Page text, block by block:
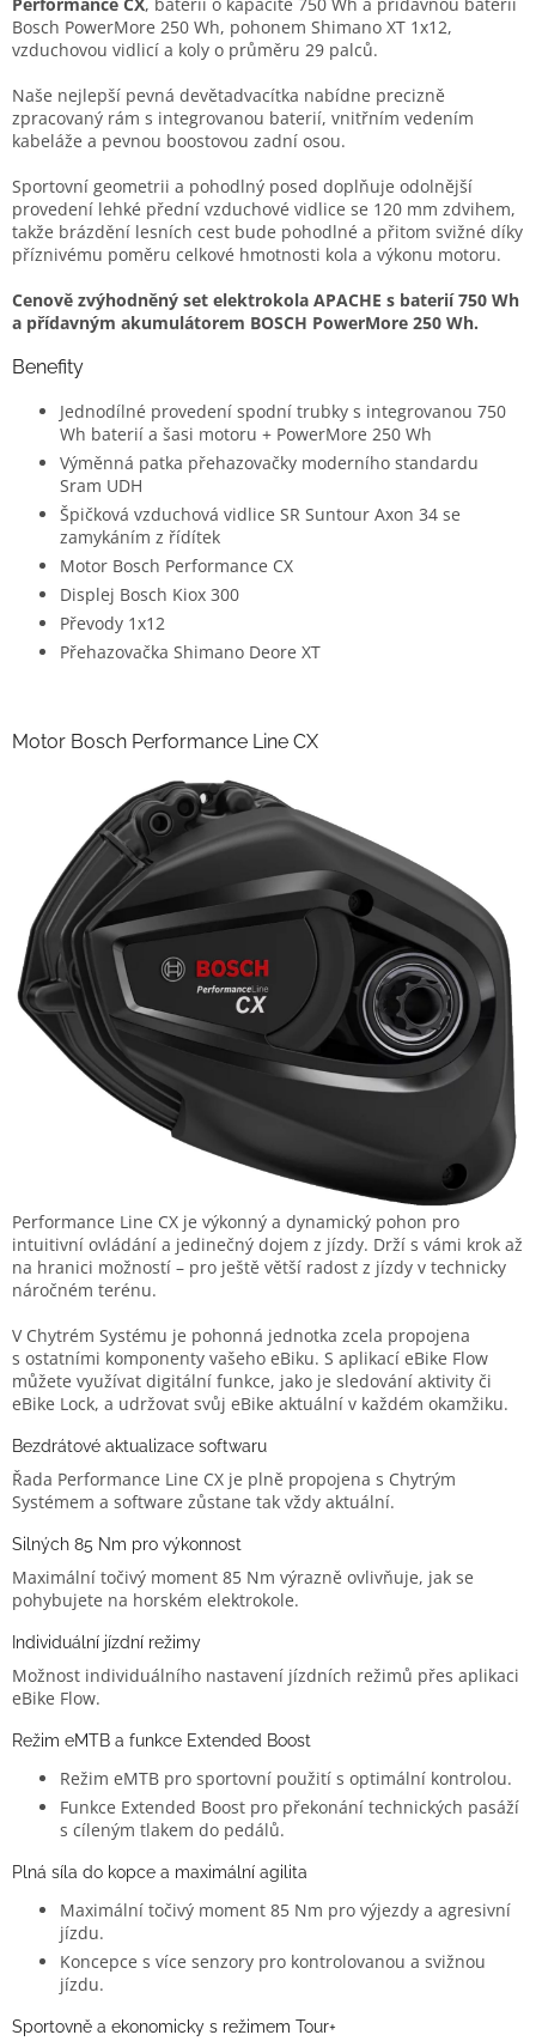
Performance CX, baterií o kapacitě 750 Wh a přídavnou baterií
Bosch PowerMore 250 Wh, pohonem Shimano XT 1x12,
vzduchovou vidlicí a koly o průměru 29 palců.
Naše nejlepší pevná devětadvacítka nabídne precizně
zpracovaný rám s integrovanou baterií, vnitřním vedením
kabeláže a pevnou boostovou zadní osou.
Sportovní geometrii a pohodlný posed doplňuje odolnější
provedení lehké přední vzduchové vidlice se 120 mm zdvihem,
takže brázdění lesních cest bude pohodlné a přitom svižné díky
příznivému poměru celkové hmotnosti kola a výkonu motoru.
Cenově zvýhodněný set elektrokola APACHE s baterií 750 Wh
a přídavným akumulátorem BOSCH PowerMore 250 Wh.
Benefity
Jednodílné provedení spodní trubky s integrovanou 750
Wh baterií a šasi motoru + PowerMore 250 Wh
Výměnná patka přehazovačky moderního standardu
Sram UDH
Špičková vzduchová vidlice SR Suntour Axon 34 se
zamykáním z řídítek
Motor Bosch Performance CX
Displej Bosch Kiox 300
Převody 1x12
Přehazovačka Shimano Deore XT
Motor Bosch Performance Line CX
Performance Line CX je výkonný a dynamický pohon pro
intuitivní ovládání a jedinečný dojem z jízdy. Drží s vámi krok až
na hranici možností – pro ještě větší radost z jízdy v technicky
náročném terénu.
V Chytrém Systému je pohonná jednotka zcela propojena
s ostatními komponenty vašeho eBiku. S aplikací eBike Flow
můžete využívat digitální funkce, jako je sledování aktivity či
eBike Lock, a udržovat svůj eBike aktuální v každém okamžiku.
Bezdrátové aktualizace softwaru
Řada Performance Line CX je plně propojena s Chytrým
Systémem a software zůstane tak vždy aktuální.
Silných 85 Nm pro výkonnost
Maximální točivý moment 85 Nm výrazně ovlivňuje, jak se
pohybujete na horském elektrokole.
Individuální jízdní režimy
Možnost individuálního nastavení jízdních režimů přes aplikaci
eBike Flow.
Režim eMTB a funkce Extended Boost
Režim eMTB pro sportovní použití s optimální kontrolou.
Funkce Extended Boost pro překonání technických pasáží
s cíleným tlakem do pedálů.
Plná síla do kopce a maximální agilita
Maximální točivý moment 85 Nm pro výjezdy a agresivní
jízdu.
Koncepce s více senzory pro kontrolovanou a svižnou
jízdu.
Sportovně a ekonomicky s režimem Tour+